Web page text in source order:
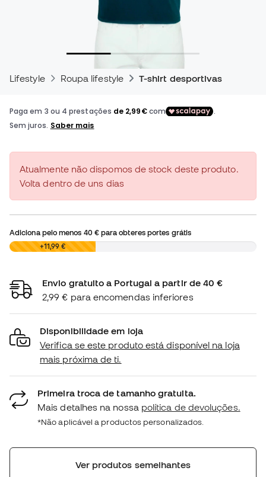
Lifestyle Roupa lifestyle T-shirt desportivas
Atualmente não dispomos de stock deste produto.
Volta dentro de uns dias
Adiciona pelo menos 40 €para obteres portes grátis
0,00 € +11,99 €
Envio gratuito a Portugal a partir de 40 €
2,99 € para encomendas inferiores
Disponibilidade em loja
Verifica se este produto está disponível na loja
mais próxima de ti.
Primeira troca de tamanho gratuita.
Mais detalhes na nossa política de devoluções.
*Não aplicável a productos personalizados.
Ver produtos semelhantes